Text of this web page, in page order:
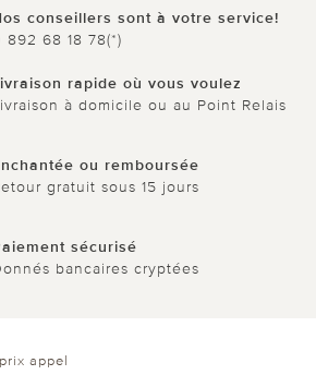
conseillers sont à votre service!
892 68 18 78(*)
rapide où vous voulez
à domicile ou au Point Relais
ou remboursée
gratuit sous 15 jours
sécurisé
bancaires cryptées
appel